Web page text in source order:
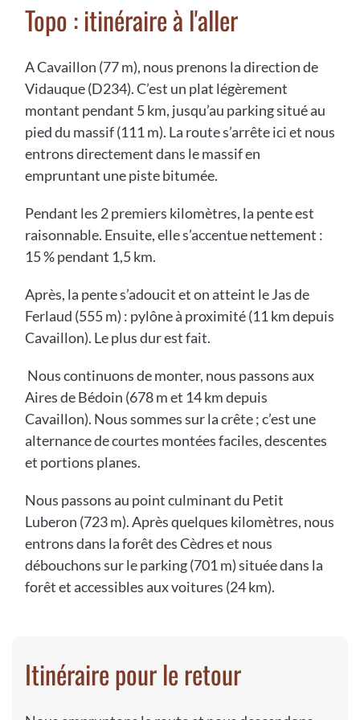
Topo : itinéraire à l'aller
A Cavaillon (77 m), nous prenons la direction de
Vidauque (D234). C’est un plat légèrement
montant pendant 5 km, jusqu’au parking situé au
pied du massif (111 m). La route s’arrête ici et nous
entrons directement dans le massif en
empruntant une piste bitumée.
Pendant les 2 premiers kilomètres, la pente est
raisonnable. Ensuite, elle s’accentue nettement :
15 % pendant 1,5 km.
Après, la pente s’adoucit et on atteint le Jas de
Ferlaud (555 m) : pylône à proximité (11 km depuis
Cavaillon). Le plus dur est fait.
Nous continuons de monter, nous passons aux
Aires de Bédoin (678 m et 14 km depuis
Cavaillon). Nous sommes sur la crête ; c’est une
alternance de courtes montées faciles, descentes
et portions planes.
Nous passons au point culminant du Petit
Luberon (723 m). Après quelques kilomètres, nous
entrons dans la forêt des Cèdres et nous
débouchons sur le parking (701 m) située dans la
forêt et accessibles aux voitures (24 km).
Itinéraire pour le retour